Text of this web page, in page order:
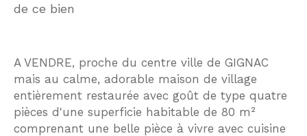
de ce bien
A VENDRE, proche du centre ville de GIGNAC
mais au calme, adorable maison de village
entièrement restaurée avec goût de type quatre
pièces d'une superficie habitable de 80 m²
comprenant une belle pièce à vivre avec cuisine